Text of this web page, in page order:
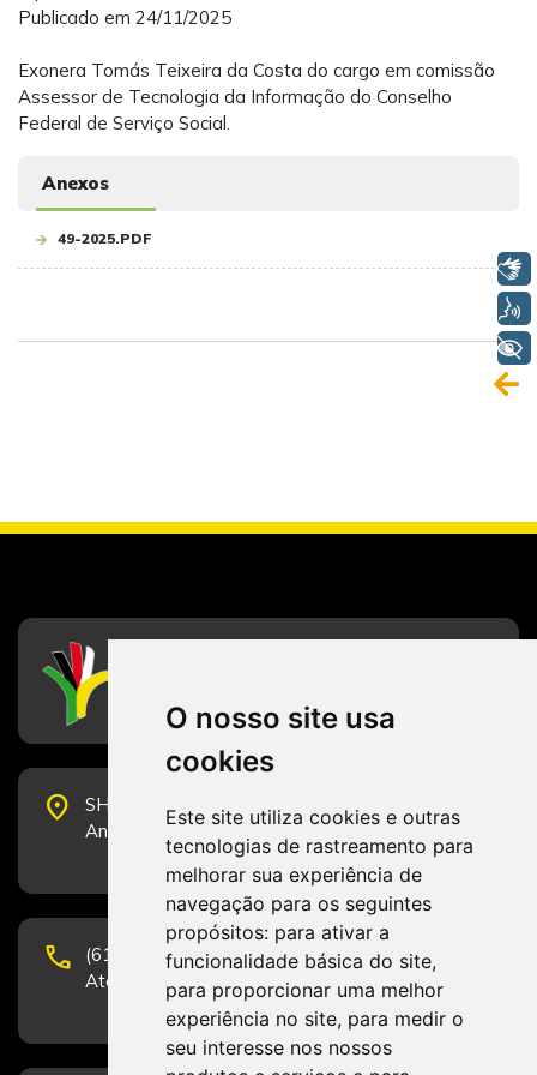
O nosso site usa
cookies
Este site utiliza cookies e outras
tecnologias de rastreamento para
melhorar sua experiência de
navegação para os seguintes
propósitos: para ativar a
funcionalidade básica do site,
para proporcionar uma melhor
experiência no site, para medir o
seu interesse nos nossos
Publicado em 24/11/2025
Exonera Tomás Teixeira da Costa do cargo em comissão
Assessor de Tecnologia da Informação do Conselho
Federal de Serviço Social.
Anexos
49-2025.PDF
place
SHS Quadra 6, Bloco E, Complexo Brasil 21, 20º
Andar, Sala 2001 - CEP 70322-915 - Brasília/DF
phone
(61) 3223-1652 e (61) 98131-3801.
Atendimento por telefone em horário comercial
Libras
+ Acessibilidade